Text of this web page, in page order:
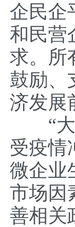
企民企
和民营
求。所
鼓励、
济发展
“大
受疫情
微企业
市场因
善相关